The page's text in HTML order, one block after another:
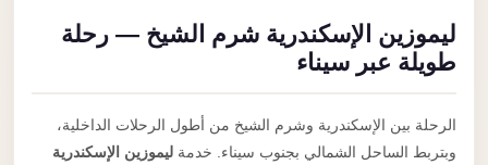
ليموزين الإسكندرية شرم الشيخ — رحلة
طويلة عبر سيناء
الرحلة بين الإسكندرية وشرم الشيخ من أطول الرحلات الداخلية،
وبتربط الساحل الشمالي بجنوب سيناء. خدمةليموزين الإسكندرية